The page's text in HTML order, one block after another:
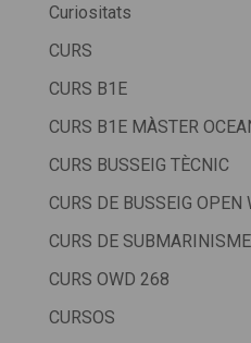
Curiositats
CURS
CURS B1E
CURS B1E MÀSTER
CURS BUSSEIG TÈCNIC
CURS DE BUSSEIG
CURS DE
CURS OWD 268
CURSOS